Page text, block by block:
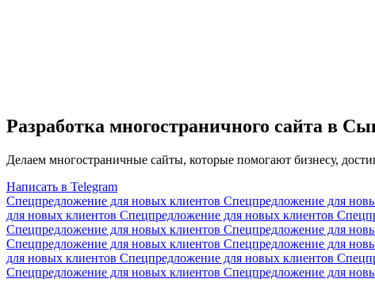
Разработка многостраничного сайта в
Делаем многостраничные сайты, которые помогают бизнесу,
Написать в Telegram
Спецпредложение для новых клиентов Спецпредложение для
для новых клиентов Спецпредложение для новых клиентов
Спецпредложение для новых клиентов Спецпредложение для
Спецпредложение для новых клиентов Спецпредложение для
для новых клиентов Спецпредложение для новых клиентов
Спецпредложение для новых клиентов Спецпредложение для